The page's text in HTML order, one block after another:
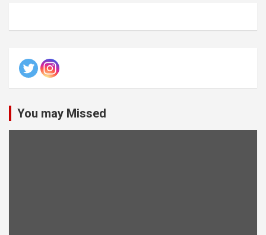
You may Missed